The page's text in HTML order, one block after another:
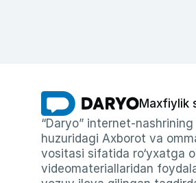
Maxfiylik
“Daryo” internet-
huzuridagi Axborot va
vositasi sifatida ro‘yxatga
videomateriallaridan